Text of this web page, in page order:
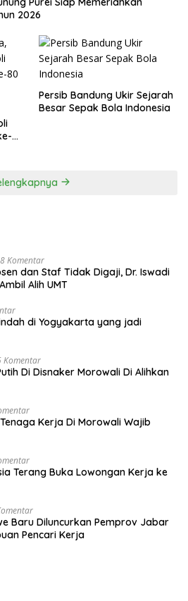
2026
Persib Bandung Ukir Sejarah
Besar Sepak Bola Indonesia
Komentar
dan Staf Tidak Digaji, Dr. Iswadi
Alih UMT
di Yogyakarta yang jadi
Komentar
Di Disnaker Morowali Di Alihkan
Kerja Di Morowali Wajib
Terang Buka Lowongan Kerja ke
Baru Diluncurkan Pemprov Jabar
Pencari Kerja